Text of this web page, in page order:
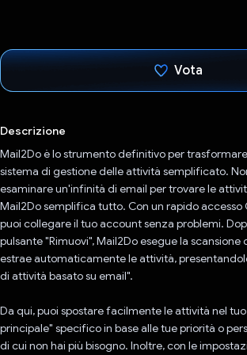
Vota
Descrizione
Mail2Do è lo strumento definitivo per
sistema di gestione delle attività semplificato.
esaminare un'infinità di email per trovare le
Mail2Do semplifica tutto. Con un rapido
puoi collegare il tuo account senza problemi.
pulsante "Rimuovi", Mail2Do esegue la scansione
estrae automaticamente le attività,
di attività basato su email".
Da qui, puoi spostare facilmente le attività nel
principale" specifico in base alle tue priorità o
di cui non hai più bisogno. Inoltre, con le